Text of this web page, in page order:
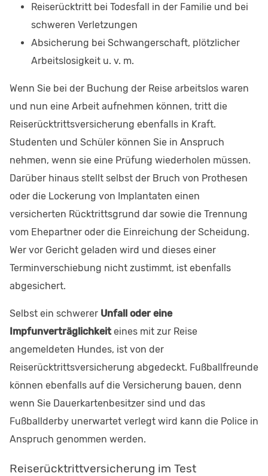
Reiserücktritt bei Todesfall in der Familie und bei
schweren Verletzungen
Absicherung bei Schwangerschaft, plötzlicher
Arbeitslosigkeit u. v. m.
Wenn Sie bei der Buchung der Reise arbeitslos waren
und nun eine Arbeit aufnehmen können, tritt die
Reiserücktrittsversicherung ebenfalls in Kraft.
Studenten und Schüler können Sie in Anspruch
nehmen, wenn sie eine Prüfung wiederholen müssen.
Darüber hinaus stellt selbst der Bruch von Prothesen
oder die Lockerung von Implantaten einen
versicherten Rücktrittsgrund dar sowie die Trennung
vom Ehepartner oder die Einreichung der Scheidung.
Wer vor Gericht geladen wird und dieses einer
Terminverschiebung nicht zustimmt, ist ebenfalls
abgesichert.
Selbst ein schwerer Unfall oder eine
Impfunverträglichkeiteines mit zur Reise
angemeldeten Hundes, ist von der
Reiserücktrittsversicherung abgedeckt. Fußballfreunde
können ebenfalls auf die Versicherung bauen, denn
wenn Sie Dauerkartenbesitzer sind und das
Fußballderby unerwartet verlegt wird kann die Police in
Anspruch genommen werden.
Reiserücktrittversicherung im Test